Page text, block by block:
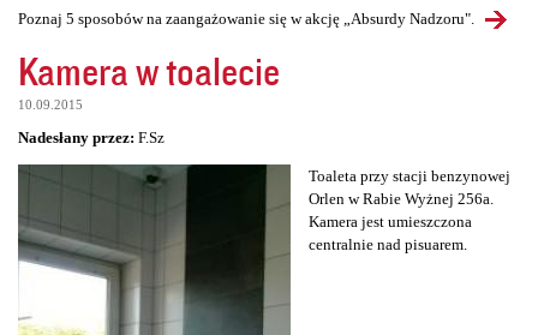
Poznaj 5 sposobów na zaangażowanie się w akcję „Absurdy Nadzoru".
Kamera w toalecie
10.09.2015
Nadesłany przez: F.Sz
Toaleta przy stacji benzynowej
Orlen w Rabie Wyżnej 256a.
Kamera jest umieszczona
centralnie nad pisuarem.